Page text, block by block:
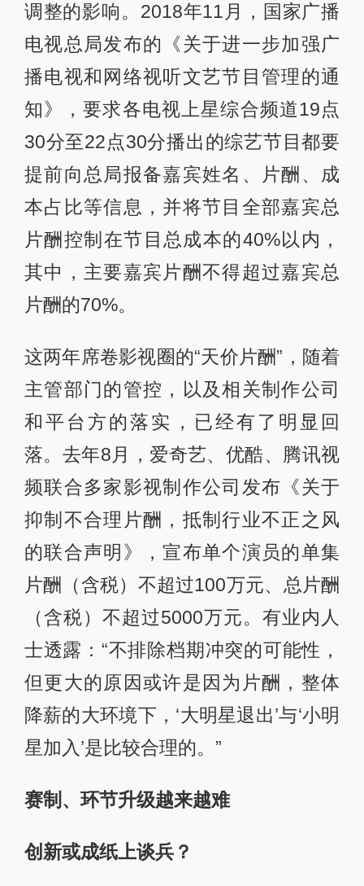
调整的影响。2018年11月，国家广播
电视总局发布的《关于进一步加强广
播电视和网络视听文艺节目管理的通
知》，要求各电视上星综合频道19点
30分至22点30分播出的综艺节目都要
提前向总局报备嘉宾姓名、片酬、成
本占比等信息，并将节目全部嘉宾总
片酬控制在节目总成本的40%以内，
其中，主要嘉宾片酬不得超过嘉宾总
片酬的70%。
这两年席卷影视圈的“天价片酬”，随着
主管部门的管控，以及相关制作公司
和平台方的落实，已经有了明显回
落。去年8月，爱奇艺、优酷、腾讯视
频联合多家影视制作公司发布《关于
抑制不合理片酬，抵制行业不正之风
的联合声明》，宣布单个演员的单集
片酬（含税）不超过100万元、总片酬
（含税）不超过5000万元。有业内人
士透露：“不排除档期冲突的可能性，
但更大的原因或许是因为片酬，整体
降薪的大环境下，‘大明星退出’与‘小明
星加入’是比较合理的。”
赛制、环节升级越来越难
创新或成纸上谈兵？